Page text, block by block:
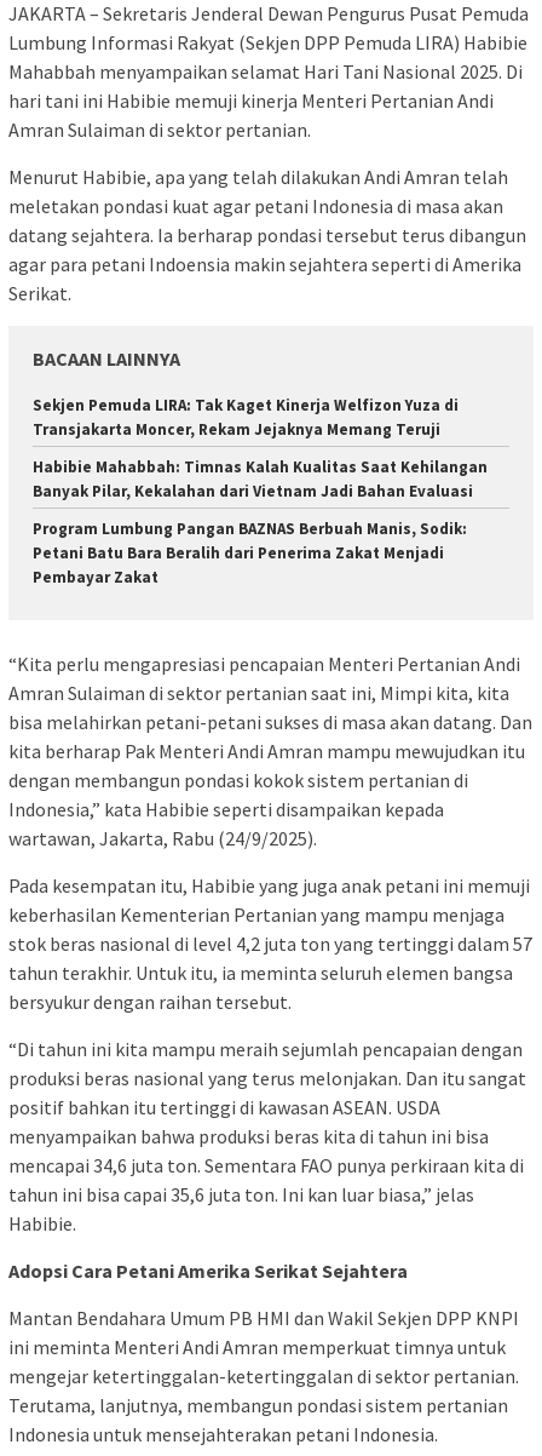
JAKARTA – Sekretaris Jenderal Dewan Pengurus Pusat Pemuda
Lumbung Informasi Rakyat (Sekjen DPP Pemuda LIRA) Habibie
Mahabbah menyampaikan selamat Hari Tani Nasional 2025. Di
hari tani ini Habibie memuji kinerja Menteri Pertanian Andi
Amran Sulaiman di sektor pertanian.
Menurut Habibie, apa yang telah dilakukan Andi Amran telah
meletakan pondasi kuat agar petani Indonesia di masa akan
datang sejahtera. Ia berharap pondasi tersebut terus dibangun
agar para petani Indoensia makin sejahtera seperti di Amerika
Serikat.
BACAAN LAINNYA
Sekjen Pemuda LIRA: Tak Kaget Kinerja Welfizon Yuza di
Transjakarta Moncer, Rekam Jejaknya Memang Teruji
Habibie Mahabbah: Timnas Kalah Kualitas Saat Kehilangan
Banyak Pilar, Kekalahan dari Vietnam Jadi Bahan Evaluasi
Program Lumbung Pangan BAZNAS Berbuah Manis, Sodik:
Petani Batu Bara Beralih dari Penerima Zakat Menjadi
Pembayar Zakat
“Kita perlu mengapresiasi pencapaian Menteri Pertanian Andi
Amran Sulaiman di sektor pertanian saat ini, Mimpi kita, kita
bisa melahirkan petani-petani sukses di masa akan datang. Dan
kita berharap Pak Menteri Andi Amran mampu mewujudkan itu
dengan membangun pondasi kokok sistem pertanian di
Indonesia,” kata Habibie seperti disampaikan kepada
wartawan, Jakarta, Rabu (24/9/2025).
Pada kesempatan itu, Habibie yang juga anak petani ini memuji
keberhasilan Kementerian Pertanian yang mampu menjaga
stok beras nasional di level 4,2 juta ton yang tertinggi dalam 57
tahun terakhir. Untuk itu, ia meminta seluruh elemen bangsa
bersyukur dengan raihan tersebut.
“Di tahun ini kita mampu meraih sejumlah pencapaian dengan
produksi beras nasional yang terus melonjakan. Dan itu sangat
positif bahkan itu tertinggi di kawasan ASEAN. USDA
menyampaikan bahwa produksi beras kita di tahun ini bisa
mencapai 34,6 juta ton. Sementara FAO punya perkiraan kita di
tahun ini bisa capai 35,6 juta ton. Ini kan luar biasa,” jelas
Habibie.
Adopsi Cara Petani Amerika Serikat Sejahtera
Mantan Bendahara Umum PB HMI dan Wakil Sekjen DPP KNPI
ini meminta Menteri Andi Amran memperkuat timnya untuk
mengejar ketertinggalan-ketertinggalan di sektor pertanian.
Terutama, lanjutnya, membangun pondasi sistem pertanian
Indonesia untuk mensejahterakan petani Indonesia.